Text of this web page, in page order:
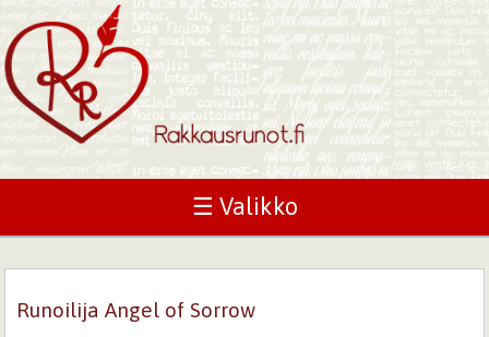
☰ Valikko
Runoilija Angel of Sorrow